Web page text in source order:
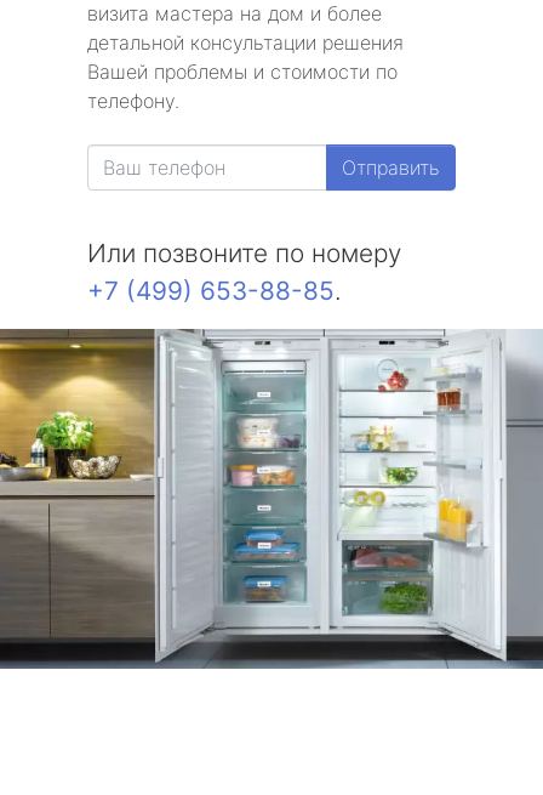
визита мастера на дом и более
детальной консультации решения
Вашей проблемы и стоимости по
телефону.
Отправить
Или позвоните по номеру
+7 (499) 653-88-85.